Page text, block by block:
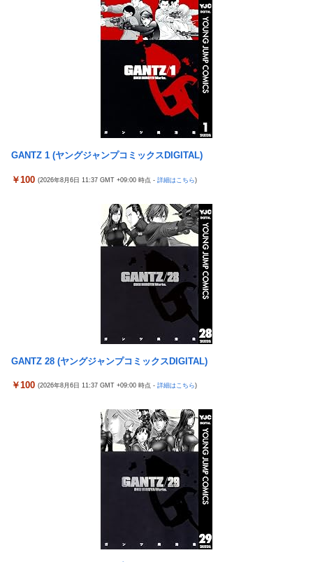
【悲報】女「丸亀製麺美味しかったね」俺「また来ようよ」店員
「お会計2380円になりまーす」→その後『こう』なったんだが俺
悪くないよな？？？？？？？？
【驚愕】ユーチューバー「撮影で使うから、この高級時計も車も
ぜ～んぶ経費でタダ！ｗ」←まさかコレ本気にしてる奴なんてお
らんよな？よな？w w w w w w w w w w w
【衝撃画像】ババアがジジイにチェーンソー！？←一体何があっ
たんやコレw w w w w w w w w
【悲報】みい山の作者、自分の過去を消しまくる
が逮捕
【悲報】俺、「株の損失」が凄すぎて死にたい・・・
東京五輪出場の元重量挙げ日本代表選手逮捕 コンビニで卵2パ
ックとしょうゆ1本(835円相当)万引きし店長をケガさせたか
国民「円安で生活が苦しい！」高市「すぐにアメリカと異例の協
調介入して円高にしました」
水戸かな 人妻・主婦 不倫した【妻・かな】とその【相手・美
咲】にチ×ポを捻じ込んで子宮で理解らせてやった。
「コンビニ、馬鹿にすんなよ」→あのオーナー夫婦、不起訴ｗｗ
落ちる
高市政権「減税します」→財源「これから考えます」
【速報】日本一ソフトウェア「定価9000円のゲームです。買って
下さい。」→結果・・・
【訃報】人気Vtuberの犬、19歳で死去
とんでもない「積みプラ」がテレビで放送されてしまう
【正論】X民「真の弱者男性は恋愛ゲームとかアニメ見てない。
本当の闇を見せるね」←170000バズwwwwwww
【速報】ジャンポケ斎藤、求刑7年で逝く。実刑確実か
無理やり家族旅行に付いてきて露天風呂でも大声で嫌味を言う
姑。爆発寸前の私が他の客の前で「一世一代の勇気」を振り絞り
決行した前代未聞の返り討ちがこちら←身体を張った捨て身の反
【悲報】まどマギ映画、来月公開なのに話題にならない
【悲報】Amazon、デザイン改悪か
【愕然】ワイ、久しぶりに元カノのインスタ見た結果とんでもな
オコエ瑠偉、メキシコに渡って2球団を即クビ→SNS更新が3ヶ月
間止まって消息不明に
と「Type-B」になってしまう
「コンビニ、馬鹿にすんなよ」→あのオーナー夫婦、不起訴ｗｗ
【悲報】ジャンプ、ついに98万部…全盛期653万部からここまで
高市政権「減税します」→財源「これから考えます」
【悲報】熊本は猛暑と断水…その頃、茂木外相は中南米でニッコ
【エ□漫画】 学校で一番人気で憧れの清楚美人先輩JKに何故か突
然エ□動画撮影の竿役を頼まれて…！？
は直近での値上げ可能性低い」
エクスアリーナ松戸がディスクアップ2を撤去したらしくディス
クアッパーさん達から落胆の声
セクシー女優「熊本に300万円寄付します」 アンチ「汚い金あり
【実戦報告】eSAOアリシゼーションの評判まとめ！新台稼働
No.1！出率98％、平均19回転とフェアに楽しめる数値が出てい
GANTZ 1 (ヤングジャンプコミックスDIGITAL)
￥100 (2026年8月6日 11:37 GMT +09:00 時点 - 詳細はこちら)
GANTZ 28 (ヤングジャンプコミックスDIGITAL)
￥100 (2026年8月6日 11:37 GMT +09:00 時点 - 詳細はこちら)